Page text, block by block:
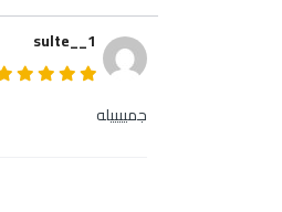
sulte__1
جمييييله